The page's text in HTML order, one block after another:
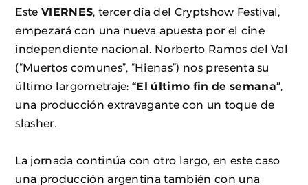
EsteVIERNES , tercer día del Cryptshow Festival,
empezará con una nueva apuesta por el cine
independiente nacional. Norberto Ramos del Val
(“Muertos comunes”, “Hienas”) nos presenta su
último largometraje:“El último fin de semana”
una producción extravagante con un toque de
slasher.
La jornada continúa con otro largo, en este caso
una producción argentina también con una